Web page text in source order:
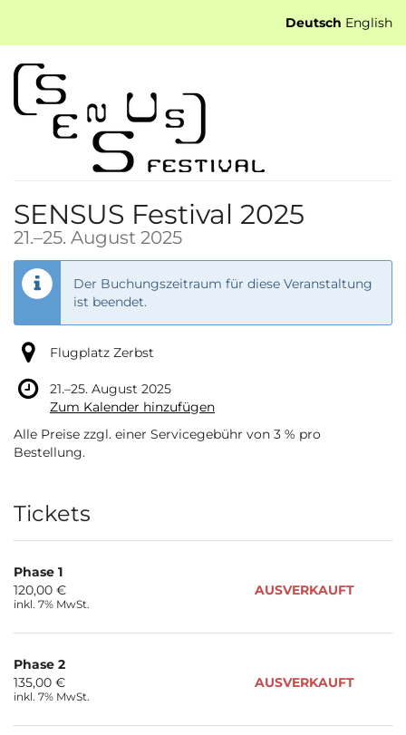
springen
Deutsch English
SENSUS Festival 2025
21.–bis
25. August 2025
Der Buchungszeitraum für diese Veranstaltung
ist beendet.
Flugplatz Zerbst
21.–bis
25. August 2025
Zum Kalender hinzufügen
Alle Preise zzgl. einer Servicegebühr von 3 % pro
Bestellung.
Produkte
Tickets
Phase 1
120,00 €
inkl. 7% MwSt.
AUSVERKAUFT
Phase 2
135,00 €
inkl. 7% MwSt.
AUSVERKAUFT